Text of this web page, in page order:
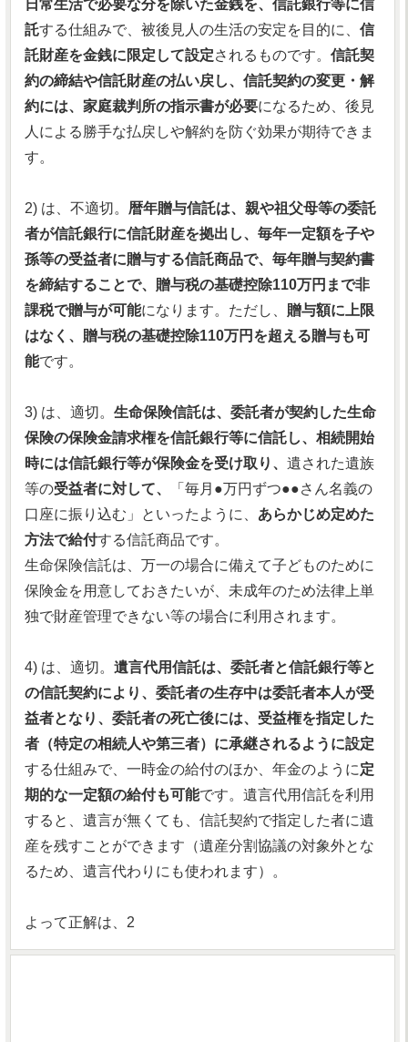
日常生活で必要な分を除いた金銭を、信託銀行等に信
託する仕組みで、被後見人の生活の安定を目的に、 信
託財産を金銭に限定して設定されるものです。 信託契
約の締結や信託財産の払い戻し、信託契約の変更・解
約には、家庭裁判所の指示書が必要になるため、後見
人による勝手な払戻しや解約を防ぐ効果が期待できま
す。
2) は、不適切。 暦年贈与信託は、親や祖父母等の委託
者が信託銀行に信託財産を拠出し、毎年一定額を子や
孫等の受益者に贈与する信託商品で、毎年贈与契約書
を締結することで、贈与税の基礎控除110万円まで非
課税で贈与が可能になります。ただし、 贈与額に上限
はなく、贈与税の基礎控除110万円を超える贈与も可
能です。
3) は、適切。 生命保険信託は、委託者が契約した生命
保険の保険金請求権を信託銀行等に信託し、相続開始
時には信託銀行等が保険金を受け取り、 遺された遺族
等の受益者に対して、
「毎月●万円ずつ●●さん名義の
口座に振り込む」といったように、 あらかじめ定めた
方法で給付する信託商品です。
生命保険信託は、万一の場合に備えて子どものために
保険金を用意しておきたいが、未成年のため法律上単
独で財産管理できない等の場合に利用されます。
4) は、適切。 遺言代用信託は、委託者と信託銀行等と
の信託契約により、委託者の生存中は委託者本人が受
益者となり、委託者の死亡後には、受益権を指定した
者（特定の相続人や第三者）に承継されるように設定
する仕組みで、一時金の給付のほか、年金のように定
期的な一定額の給付も可能です。遺言代用信託を利用
すると、遺言が無くても、信託契約で指定した者に遺
産を残すことができます（遺産分割協議の対象外とな
るため、遺言代わりにも使われます）。
よって正解は、2